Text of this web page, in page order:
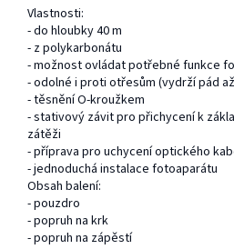
Vlastnosti:
- do hloubky 40 m
- z polykarbonátu
- možnost ovládat potřebné funkce
- odolné i proti otřesům (vydrží pád
- těsnění O-kroužkem
- stativový závit pro přichycení k
zátěži
- příprava pro uchycení optického
- jednoduchá instalace fotoaparátu
Obsah balení:
- pouzdro
- popruh na krk
- popruh na zápěstí